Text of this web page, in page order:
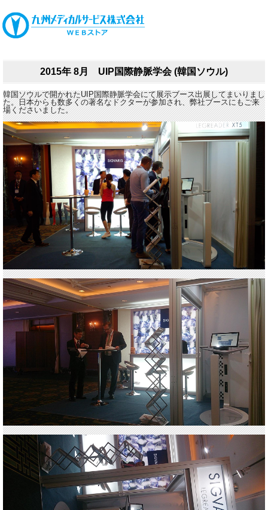
2015年 8月 UIP国際静脈学会 (韓国ソウル)
韓国ソウルで開かれたUIP国際静脈学会にて展示ブース出展してまいりまし
た。日本からも数多くの著名なドクターが参加され、弊社ブースにもご来
場くださいました。